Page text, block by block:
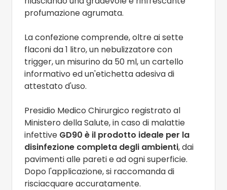
profumazione agrumata.
La confezione comprende, oltre ai sette
flaconi da 1 litro, un nebulizzatore con
trigger, un misurino da 50 ml, un cartello
informativo ed un'etichetta adesiva di
attestato d'uso.
Presidio Medico Chirurgico registrato al
Ministero della Salute, in caso di malattie
infettive GD90 è il prodotto ideale per la
disinfezione completa degli ambienti, dai
pavimenti alle pareti e ad ogni superficie.
Dopo l'applicazione, si raccomanda di
risciacquare accuratamente.